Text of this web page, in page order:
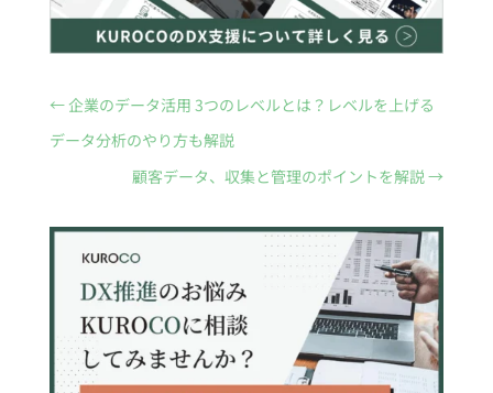
← 企業のデータ活用 3つのレベルとは？レベルを上げる
データ分析のやり方も解説
顧客データ、収集と管理のポイントを解説→